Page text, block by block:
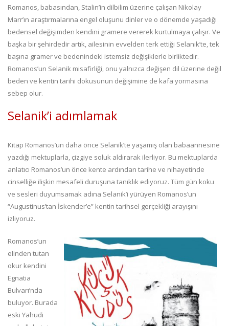
Romanos, babasından, Stalin’in dilbilim üzerine çalışan Nikolay
Marr’ın araştırmalarına engel oluşunu dinler ve o dönemde yaşadığı
bedensel değişimden kendini gramere vererek kurtulmaya çalışır. Ve
başka bir şehirdedir artık, ailesinin evvelden terk ettiği Selanik’te, tek
başına gramer ve bedenindeki istemsiz değişiklerle birliktedir.
Romanos’un Selanik misafirliği, onu yalnızca değişen dil üzerine değil
beden ve kentin tarihi dokusunun değişimine de kafa yormasına
sebep olur.
Selanik’i adımlamak
Kitap Romanos’un daha önce Selanik’te yaşamış olan babaannesine
yazdığı mektuplarla, çizgiye soluk aldırarak ilerliyor. Bu mektuplarda
anlatıcı Romanos’un önce kente ardından tarihe ve nihayetinde
cinselliğe ilişkin mesafeli duruşuna tanıklık ediyoruz. Tüm gün koku
ve sesleri duyumsamak adına Selanik’i yürüyen Romanos’un
“Augustinus’tan İskender’e” kentin tarihsel gerçekliği arayışını
izliyoruz.
Romanos’un
elinden tutan
okur kendini
Egnatia
Bulvarı’nda
buluyor. Burada
eski Yahudi